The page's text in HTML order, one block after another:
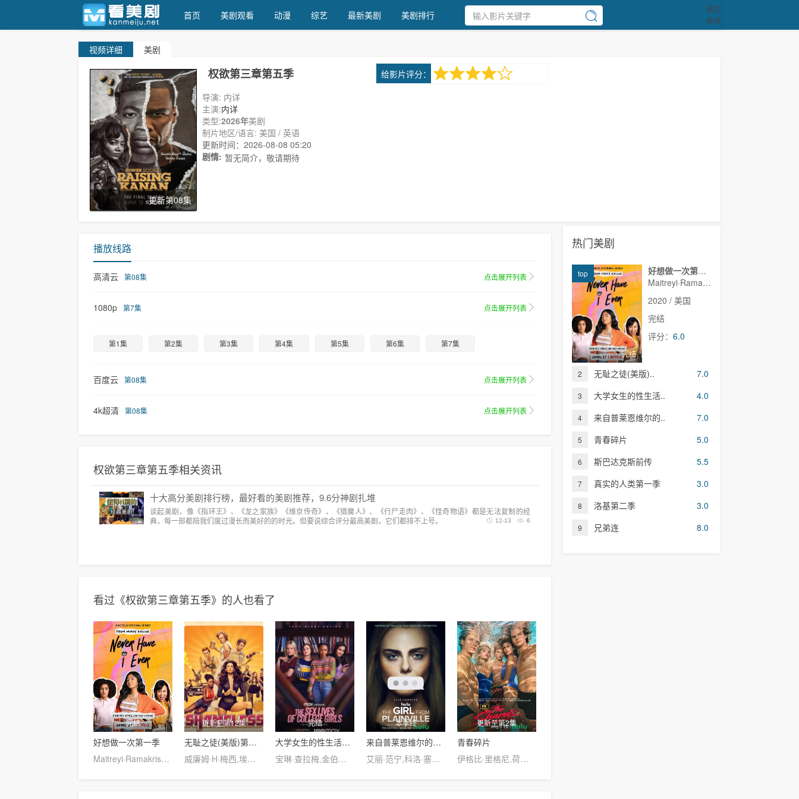
首页 美剧观看 动漫 综艺 最新美剧 美剧排行
留言
新闻
视频详细 美剧
更新第08集
给影片评分：
权欲第三章第五季
导演: 内详
主演:内详
类型:2026年美剧
制片地区/语言: 美国 / 英语
更新时间：2026-08-08 05:20
剧情: 暂无简介，敬请期待
播放线路
高清云 第08集 点击展开列表
1080p 第7集 点击展开列表
第1集 第2集 第3集 第4集 第5集 第6集 第7集
百度云 第08集 点击展开列表
4k超清 第08集 点击展开列表
权欲第三章第五季相关资讯
十大高分美剧排行榜，最好看的美剧推荐，9.6分神剧扎堆
谈起美剧，像《指环王》、《龙之家族》《维京传奇》、《猎魔人》、《行尸走肉》、《怪奇物语》都是无法复制的经
典，每一部都陪我们度过漫长而美好的的时光。但要说综合评分最高美剧，它们都排不上号。
6
12-13
看过《权欲第三章第五季》的人也看了
完结
好想做一次第一季
Maitreyi·Ramakrishnan,普娜·贾甘纳坦,李·罗德里格斯,Richa·Moorjani,Martin·Martinez,Benjamin·Norris,亚当·沙皮罗,雷蒙娜·杨,Christina·Kartchner,Jaren·Lewison,Jack·Seavor·McDonald,Darren·Barnet,Dino·Petrera,Aitana·Rinab,Hanna·S
更新至第12集
无耻之徒(美版)第一季
威廉姆·H·梅西,埃米·罗森,杰瑞米·阿伦·怀特,卡梅隆·莫纳汉,艾玛·肯尼,伊森·卡特科斯基
完结
大学女生的性生活第一季
宝琳·查拉梅,金伯利·马图拉,米多莉·弗朗西斯,劳伦·斯宾瑟,史蒂芬·瓜里诺,卡维·拉德尼尔,马特·马洛伊,嘉文·莱特伍德,肯尼迪·利·斯洛克姆,马修·戈尔德,莱西·哈特塞尔,罗布·许贝尔,莱克斯·金,佩吉·陆,雪莉·谢波德,妮可·沙利文,吉利安·阿美娜特
本季终
来自普莱恩维尔的女孩第一季
艾丽·范宁,科洛·塞维尼,科尔顿·瑞安,Callie·Brook·McClincy,Aleks·Alifirenko·Jr.,杰弗里·沃尔伯格,卡伊·伦诺克斯,Ella·Kennedy·Davis,阿雅·卡什,凯利·奥科,J.C.麦肯泽,Andrew·Dicostanzo,Mattie·Liptak,梅丽莎·庞西奥,Craig·Anton,迈克尔·莫斯利,卡拉·布欧诺
更新至第2集
青春碎片
伊格比·里格尼,荷默·基尔,格拉汉姆·坎贝尔,韦斯·本特利,埃文·蕾切尔·伍德,凯雅·基伯,海斯·华纳,Jordan Roth,Sierra Stoliar,丹尼尔·戴尔,克里斯·康纳,Bella Valdes,Constantine Malahias,Cortés Alexander,Aidan Skye Jameson
热门美剧
完结
top
好想做一次第一季
Maitreyi·Ramakrishnan,普娜·贾甘纳坦,李·罗德里格斯,Richa·Moorjani,Martin·Martinez,Benjamin·Norris,亚当·沙皮罗,雷蒙娜·杨,Christina·Kartchner,Jaren·Lewison,Jack·Seavor·McDonald,Darren·Barnet,Dino·Petrera,Aitana·Rinab,Hanna·S
2020 / 美国
完结
评分： 6.0
2 无耻之徒(美版).. 7.0
3 大学女生的性生活.. 4.0
4 来自普莱恩维尔的.. 7.0
5 青春碎片 5.0
6 斯巴达克斯前传 5.5
7 真实的人类第一季 3.0
8 洛基第二季 3.0
9 兄弟连 8.0